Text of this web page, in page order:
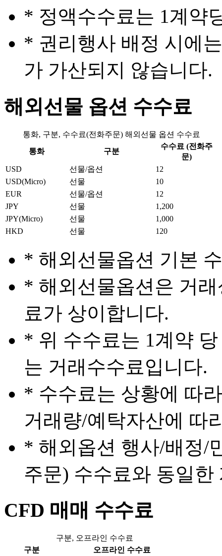
* 정액수수료는 1계약
* 권리행사 배정 시에
가 가산되지 않습니다.
해외선물 옵션 수수료
통화, 구분, 수수료(전화주문) 해외선물 옵션 수수료
통화
구분
수수료 (전화주
문)
USD
선물/옵션
12
USD(Micro)
선물
10
EUR
선물/옵션
12
JPY
선물
1,200
JPY(Micro)
선물
1,000
HKD
선물 120
* 해외선물옵션 기본
* 해외선물옵션은 거
료가 상이합니다.
* 위 수수료는 1계약
는 거래수수료입니다.
* 수수료는 상황에 따
거래량/예탁자산에 따
* 해외옵션 행사/배정/
주문) 수수료와 동일한
CFD 매매 수수료
구분, 오프라인 수수료
구분
오프라인 수수료